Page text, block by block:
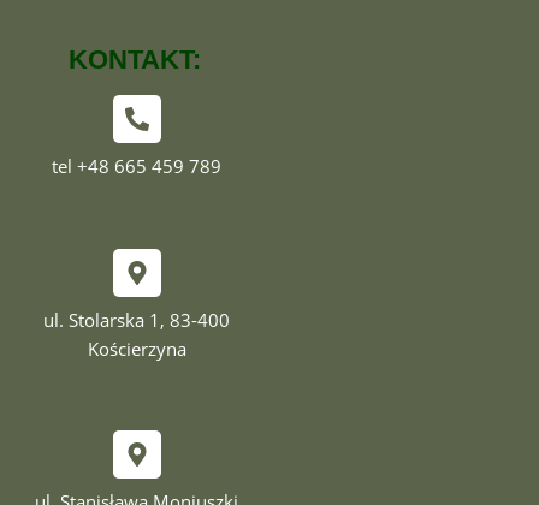
KONTAKT:
tel +48 665 459 789
ul. Stolarska 1, 83-400
Kościerzyna